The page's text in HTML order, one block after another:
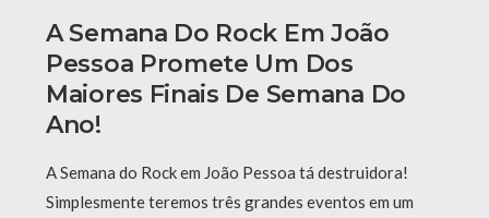
A Semana Do Rock Em João
Pessoa Promete Um Dos
Maiores Finais De Semana Do
Ano!
A Semana do Rock em João Pessoa tá destruidora!
Simplesmente teremos três grandes eventos em um